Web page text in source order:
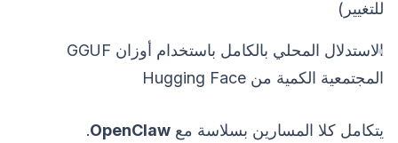
للتغيير)
الاستدلال المحلي بالكامل باستخدام أوزان GGUF
المجتمعية الكمية من Hugging Face
يتكامل كلا المسارين بسلاسة مع OpenClaw
.